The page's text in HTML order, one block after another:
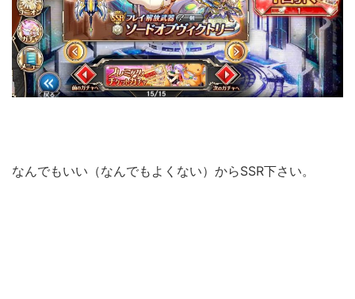
なんでもいい（なんでもよくない）からSSR下さい。